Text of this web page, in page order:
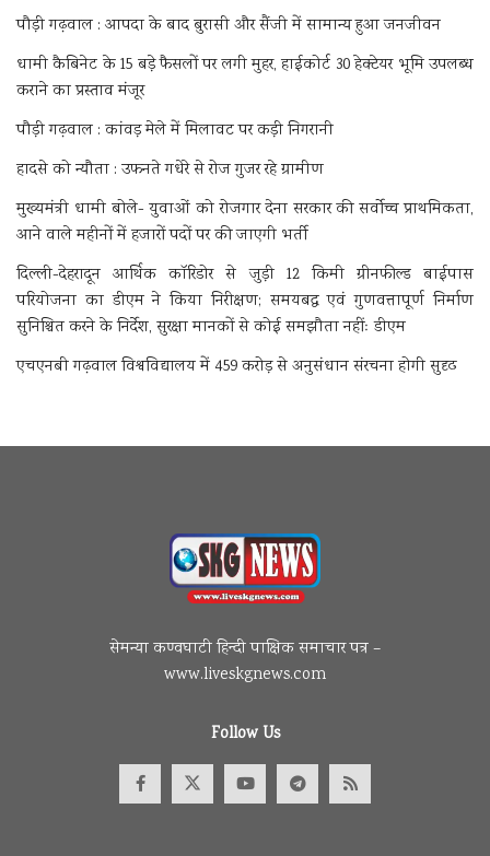
पौड़ी गढ़वाल : आपदा के बाद बुरासी और सैंजी में सामान्य हुआ जनजीवन
धामी कैबिनेट के 15 बड़े फैसलों पर लगी मुहर, हाईकोर्ट 30 हेक्टेयर भूमि उपलब्ध
कराने का प्रस्ताव मंजूर
पौड़ी गढ़वाल : कांवड़ मेले में मिलावट पर कड़ी निगरानी
हादसे को न्यौता : उफनते गधेरे से रोज गुजर रहे ग्रामीण
मुख्यमंत्री धामी बोले- युवाओं को रोजगार देना सरकार की सर्वोच्च प्राथमिकता,
आने वाले महीनों में हजारों पदों पर की जाएगी भर्ती
दिल्ली-देहरादून आर्थिक कॉरिडोर से जुड़ी 12 किमी ग्रीनफील्ड बाईपास
परियोजना का डीएम ने किया निरीक्षण; समयबद्ध एवं गुणवत्तापूर्ण निर्माण
सुनिश्चित करने के निर्देश, सुरक्षा मानकों से कोई समझौता नहींः डीएम
एचएनबी गढ़वाल विश्वविद्यालय में 459 करोड़ से अनुसंधान संरचना होगी सुदृढ
सेमन्या कण्वघाटी हिन्दी पाक्षिक समाचार पत्र –
www.liveskgnews.com
Follow Us